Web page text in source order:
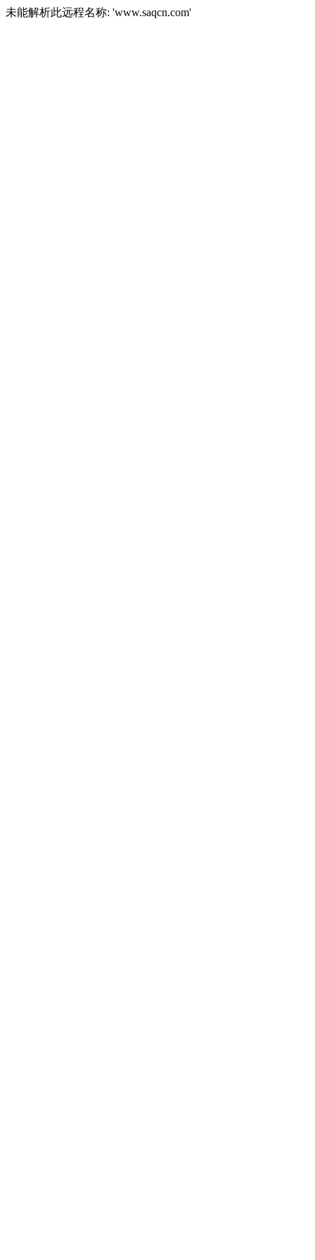
未能解析此远程名称: 'www.saqcn.com'